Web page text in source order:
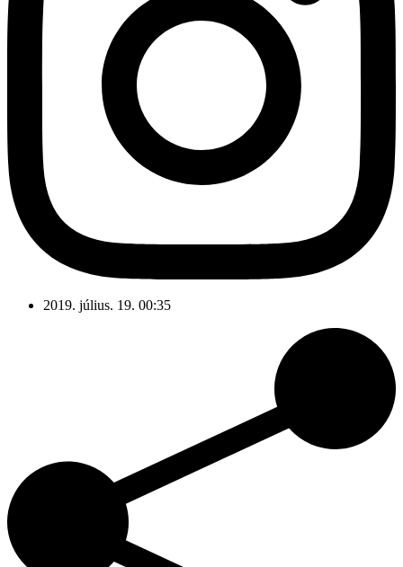
2019. július. 19. 00:35